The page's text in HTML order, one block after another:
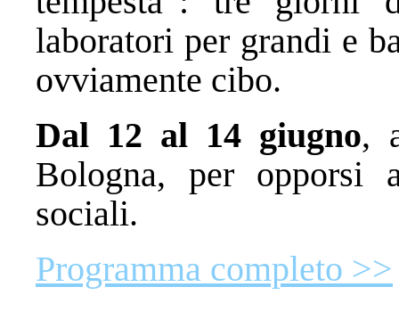
laboratori per grandi e
ovviamente cibo.
Dal 12 al 14 giugno,
Bologna, per opporsi
sociali.
Programma completo >>